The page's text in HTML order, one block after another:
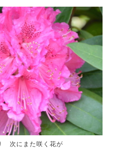
次にまた咲く花が